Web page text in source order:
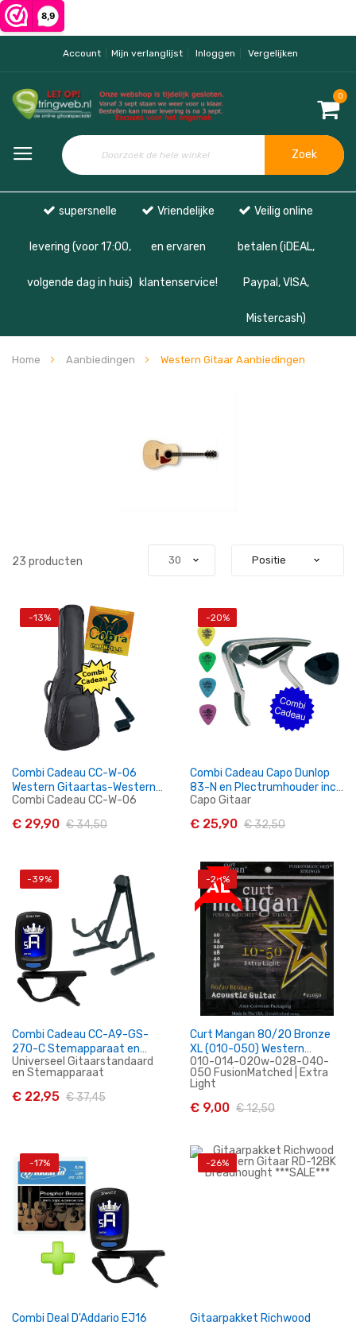
Account Mijn verlanglijst Inloggen Vergelijken
0
Zoek
supersnelle
levering (voor 17:00,
volgende dag in huis)
Vriendelijke
en ervaren
klantenservice!
Veilig online
betalen (iDEAL,
Paypal, VISA,
Mistercash)
Home Aanbiedingen Western Gitaar Aanbiedingen
23 producten
-13%
In Winkelwagen
Combi Cadeau CC-W-06
Western Gitaartas-Western
Gitaarsnaren-Snaarwinder
Combi Cadeau CC-W-06
€ 29,90 € 34,50
-20%
In Winkelwagen
Combi Cadeau Capo Dunlop
83-N en Plectrumhouder incl
Plectra
Capo Gitaar
€ 25,90 € 32,50
-39%
In Winkelwagen
Combi Cadeau CC-A9-GS-
270-C Stemapparaat en
Gitaarstandaard
Universeel Gitaarstandaard
en Stemapparaat
€ 22,95 € 37,45
SALE
-28%
In Winkelwagen
Curt Mangan 80/20 Bronze
XL (010-050) Western
Gitaarsnaren
010-014-020w-028-040-
050 FusionMatched | Extra
Light
€ 9,00 € 12,50
-17%
Combi Deal D'Addario EJ16
-26%
Gitaarpakket Richwood